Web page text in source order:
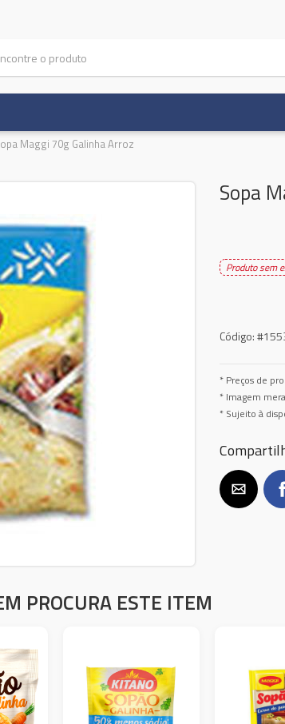
Maggi 70g Galinha Arroz
Sopa
Produto sem
Código:
* Preços de
* Imagem
* Sujeito à
PROCURA ESTE ITEM